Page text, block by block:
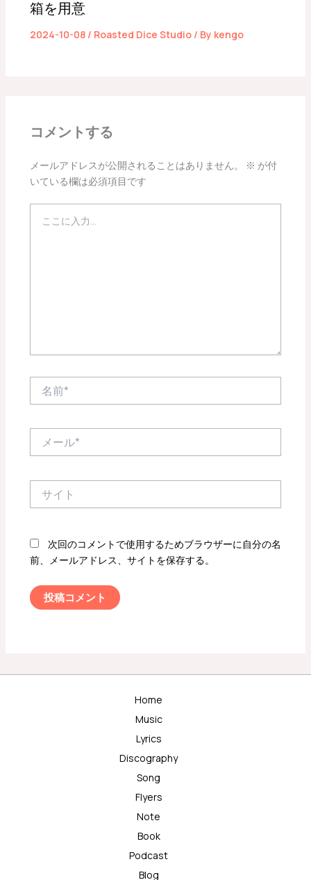
箱を用意
2024-10-08 / Roasted Dice Studio/ By kengo
コメントする
メールアドレスが公開されることはありません。 ※ が付
いている欄は必須項目です
次回のコメントで使用するためブラウザーに自分の名
前、メールアドレス、サイトを保存する。
Home
Music
Lyrics
Discography
Song
Flyers
Note
Book
Podcast
Blog